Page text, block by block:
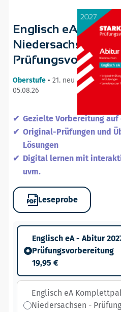
Englisch eA -
Niedersachsen -
Oberstufe • 21. neu bearbeitete
05.08.26
Gezielte Vorbereitung
Original-Prüfungen und
Lösungen
Digital lernen mit
uvm.
Leseprobe
Englisch eA - Abitur
Prüfungsvorbereitung
19,95 €
Englisch eA
Niedersachsen -